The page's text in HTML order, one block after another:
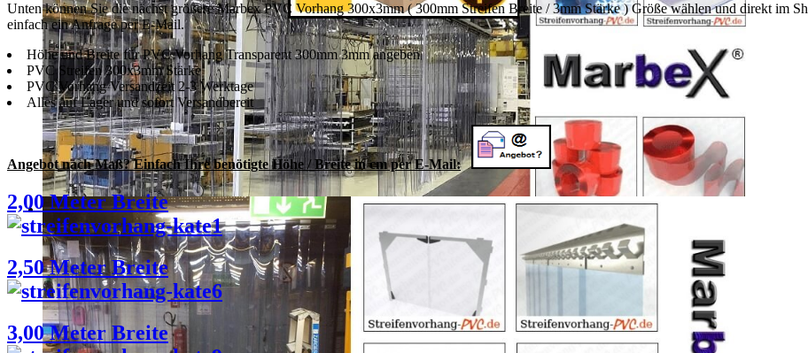
Unten können Sie die nächst größere Marbex PVC Vorhang 300x3mm ( 300mm Streifen Breite / 3mm Stärke ) Größe wählen und direkt im
einfach ein Anfrage per E-Mail.
Höhe und Breite für PVC Vorhang Transparent 300mm 3mm angeben
PVC Streifen 300x3mm Stärke
PVC Vorhang Versandzeit 2-3 Werktage
Alles auf Lager und sofort Versandbereit
Angebot nach Maß? Einfach Ihre benötigte Höhe / Breite in cm per E-Mail:
2,00 Meter Breite
2,50 Meter Breite
3,00 Meter Breite